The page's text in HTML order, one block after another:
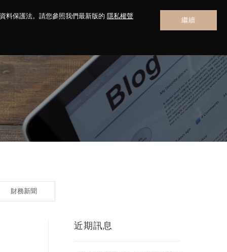
料保護法。請您參照我們最新版的 隱私權聲
繼續
聯絡我們
財務新聞
近期訊息